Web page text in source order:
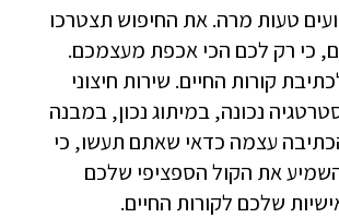
טעות מרה. את החיפוש תצטרכו
כי רק לכם הכי אכפת מעצמכם.
קורות החיים. שירות חיצוני
נכונה, במיתוג נכון, במבנה
עצמה כדאי שאתם תעשו, כי
את הקול הספציפי שלכם
שלכם לקורות החיים.